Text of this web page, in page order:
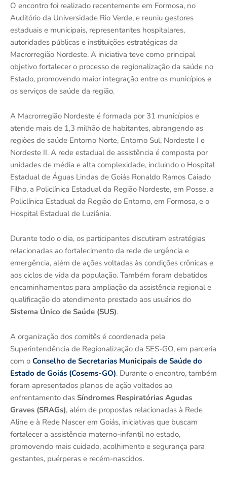
O encontro foi realizado recentemente em Formosa, no
Auditório da Universidade Rio Verde, e reuniu gestores
estaduais e municipais, representantes hospitalares,
autoridades públicas e instituições estratégicas da
Macrorregião Nordeste. A iniciativa teve como principal
objetivo fortalecer o processo de regionalização da saúde no
Estado, promovendo maior integração entre os municípios e
os serviços de saúde da região.
A Macrorregião Nordeste é formada por 31 municípios e
atende mais de 1,3 milhão de habitantes, abrangendo as
regiões de saúde Entorno Norte, Entorno Sul, Nordeste I e
Nordeste II. A rede estadual de assistência é composta por
unidades de média e alta complexidade, incluindo o Hospital
Estadual de Águas Lindas de Goiás Ronaldo Ramos Caiado
Filho, a Policlínica Estadual da Região Nordeste, em Posse, a
Policlínica Estadual da Região do Entorno, em Formosa, e o
Hospital Estadual de Luziânia.
Durante todo o dia, os participantes discutiram estratégias
relacionadas ao fortalecimento da rede de urgência e
emergência, além de ações voltadas às condições crônicas e
aos ciclos de vida da população. Também foram debatidos
encaminhamentos para ampliação da assistência regional e
qualificação do atendimento prestado aos usuários do
Sistema Único de Saúde (SUS).
A organização dos comitês é coordenada pela
Superintendência de Regionalização da SES-GO, em parceria
com o Conselho de Secretarias Municipais de Saúde do
Estado de Goiás (Cosems-GO). Durante o encontro, também
foram apresentados planos de ação voltados ao
enfrentamento das Síndromes Respiratórias Agudas
Graves (SRAGs), além de propostas relacionadas à Rede
Aline e à Rede Nascer em Goiás, iniciativas que buscam
fortalecer a assistência materno-infantil no estado,
promovendo mais cuidado, acolhimento e segurança para
gestantes, puérperas e recém-nascidos.